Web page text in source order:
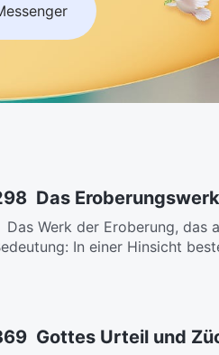
Das
Das Werk der Eroberung, das
In einer Hinsicht
Gottes Urteil und